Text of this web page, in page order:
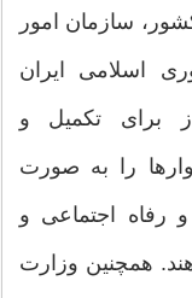
سازمان امور
اسلامی ایران
برای تکمیل و
را به صورت
رفاه اجتماعی و
همچنین وزارت